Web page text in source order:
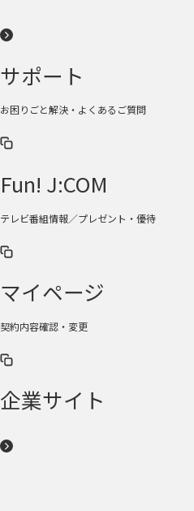
サポート
お困りごと解決・よくあるご質問
Fun! J:COM
テレビ番組情報／プレゼント・優待
マイページ
契約内容確認・変更
企業サイト